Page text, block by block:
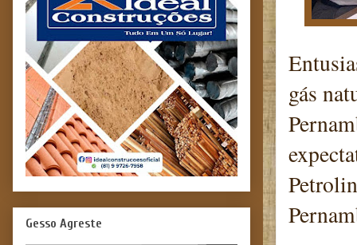
gás
Gesso Agreste